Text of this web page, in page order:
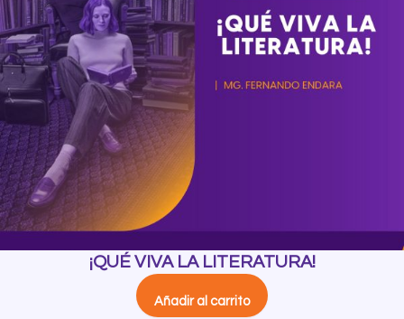
¡QUÉ VIVA LA LITERATURA!
Añadir al carrito